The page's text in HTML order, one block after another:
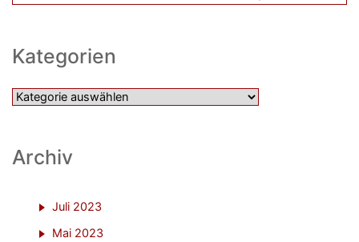
Kategorien
Kategorien
Archiv
Juli 2023
Mai 2023